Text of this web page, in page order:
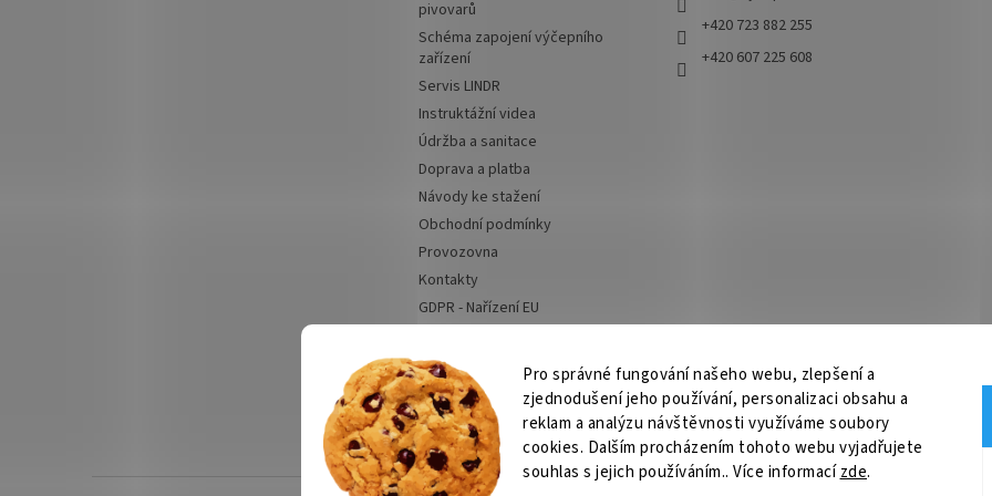
Pro správné fungování našeho webu, zlepšení a
zjednodušení jeho používání, personalizaci obsahu a
reklam a analýzu návštěvnosti využíváme soubory
cookies. Dalším procházením tohoto webu vyjadřujete
souhlas s jejich používáním.. Více informacízde.
pivovarů
Schéma zapojení výčepního
zařízení
Servis LINDR
Instruktážní videa
Údržba a sanitace
Doprava a platba
Návody ke stažení
Obchodní podmínky
Provozovna
Kontakty
GDPR - Nařízení EU
+420 723 882 255
+420 607 225 608
Výčepní zařízení, chlazení na pivo, chlazení piva OSMO CZ Barvy Příbram Obchodní